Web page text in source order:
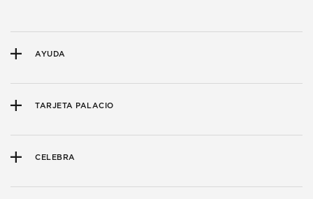
AYUDA
TARJETA PALACIO
CELEBRA